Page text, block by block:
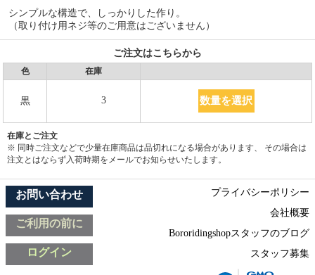
シンプルな構造で、しっかりした作り。
（取り付け用ネジ等のご用意はございません）
ご注文はこちらから
色 在庫
黒 3 数量を選択
在庫とご注文
※ 同時ご注文などで少量在庫商品は品切れになる場合があります、 その場合は
注文とはならず入荷時期をメールでお知らせいたします。
お問い合わせ
ご利用の前に
ログイン
プライバシーポリシー
会社概要
Bororidingshopスタッフのブログ
スタッフ募集